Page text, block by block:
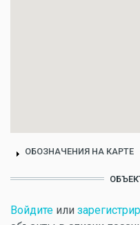
ОБОЗНАЧЕНИЯ НА КАРТЕ
Войдите или